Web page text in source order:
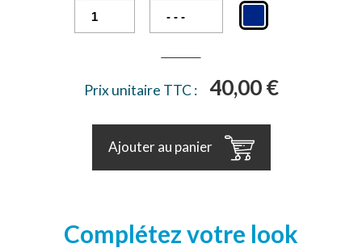
Prix unitaire TTC : 40,00 €
Ajouter au panier
Complétez votre look